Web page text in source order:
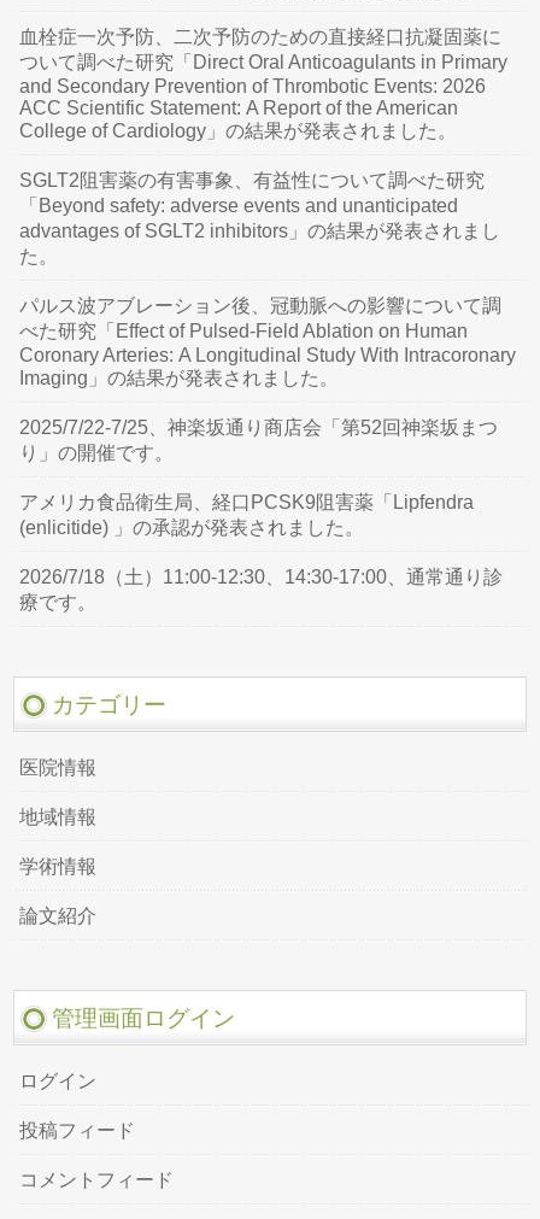
血栓症一次予防、二次予防のための直接経口抗凝固薬に
ついて調べた研究「Direct Oral Anticoagulants in Primary
and Secondary Prevention of Thrombotic Events: 2026
ACC Scientific Statement: A Report of the American
College of Cardiology」の結果が発表されました。
SGLT2阻害薬の有害事象、有益性について調べた研究
「Beyond safety: adverse events and unanticipated
advantages of SGLT2 inhibitors」の結果が発表されまし
た。
パルス波アブレーション後、冠動脈への影響について調
べた研究「Effect of Pulsed-Field Ablation on Human
Coronary Arteries: A Longitudinal Study With Intracoronary
Imaging」の結果が発表されました。
2025/7/22-7/25、神楽坂通り商店会「第52回神楽坂まつ
り」の開催です。
アメリカ食品衛生局、経口PCSK9阻害薬「Lipfendra
(enlicitide) 」の承認が発表されました。
2026/7/18（土）11:00-12:30、14:30-17:00、通常通り診
療です。
カテゴリー
医院情報
地域情報
学術情報
論文紹介
管理画面ログイン
ログイン
投稿フィード
コメントフィード